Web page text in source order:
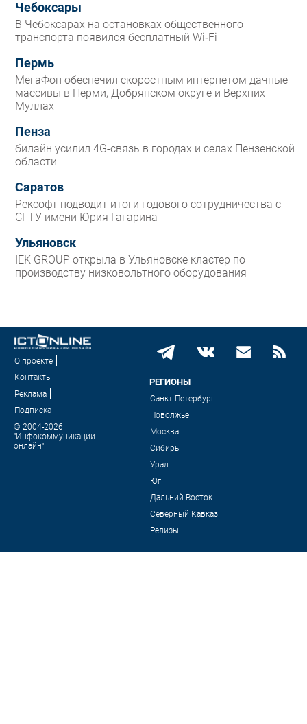
Чебоксары
В Чебоксарах на остановках общественного
транспорта появился бесплатный Wi‑Fi
Пермь
МегаФон обеспечил скоростным интернетом дачные
массивы в Перми, Добрянском округе и Верхних
Муллах
Пенза
билайн усилил 4G-связь в городах и селах Пензенской
области
Саратов
Рексофт подводит итоги годового сотрудничества с
СГТУ имени Юрия Гагарина
Ульяновск
IEK GROUP открыла в Ульяновске кластер по
производству низковольтного оборудования
О проекте
Контакты
Реклама
Подписка
© 2004-2026
"Инфокоммуникации
онлайн"
РЕГИОНЫ
Санкт-Петербург
Поволжье
Москва
Сибирь
Урал
Юг
Дальний Восток
Северный Кавказ
Релизы